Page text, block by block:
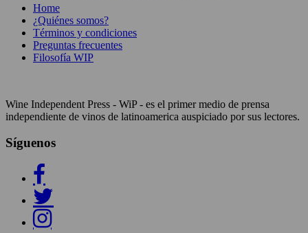
Home
¿Quiénes somos?
Términos y condiciones
Preguntas frecuentes
Filosofía WIP
Wine Independent Press - WiP - es el primer medio de prensa
independiente de vinos de latinoamerica auspiciado por sus lectores.
Síguenos